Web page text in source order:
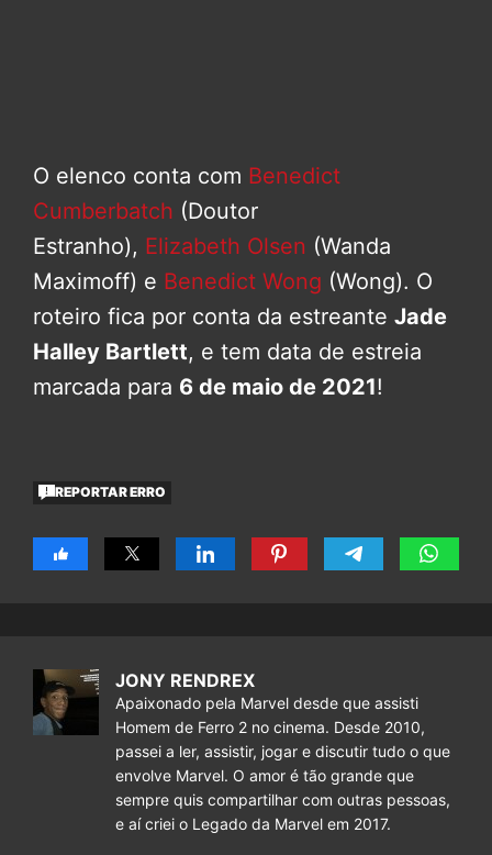
O elenco conta com Benedict
Cumberbatch (Doutor
Estranho), Elizabeth Olsen (Wanda
Maximoff) e Benedict Wong (Wong). O
roteiro fica por conta da estreante Jade
Halley Bartlett, e tem data de estreia
marcada para 6 de maio de 2021!
REPORTAR ERRO
JONY RENDREX
Apaixonado pela Marvel desde que assisti
Homem de Ferro 2 no cinema. Desde 2010,
passei a ler, assistir, jogar e discutir tudo o que
envolve Marvel. O amor é tão grande que
sempre quis compartilhar com outras pessoas,
e aí criei o Legado da Marvel em 2017.